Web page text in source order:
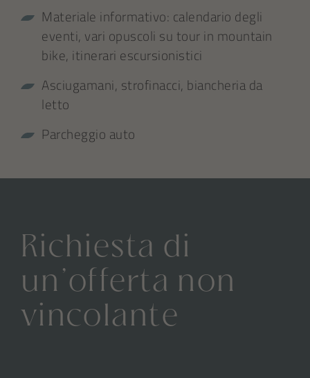
Materiale informativo: calendario degli
eventi, vari opuscoli su tour in mountain
bike, itinerari escursionistici
Asciugamani, strofinacci, biancheria da
letto
Parcheggio auto
Richiesta di
un’offerta non
vincolante